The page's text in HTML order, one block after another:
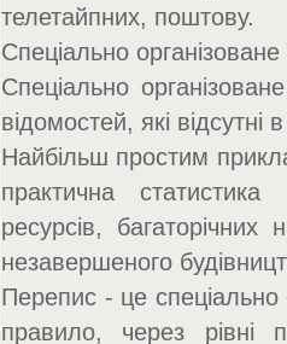
телетайпних, поштову.
Спеціально
Спеціально
відомостей, які відсутні
Найбільш простим
практична
ресурсів,
незавершеного
Перепис - це
правило, через